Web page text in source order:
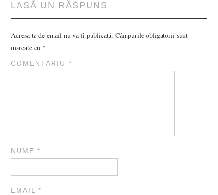
LASĂ UN RĂSPUNS
Adresa ta de email nu va fi publicată. Câmpurile obligatorii sunt
marcate cu *
COMENTARIU*
NUME*
EMAIL*